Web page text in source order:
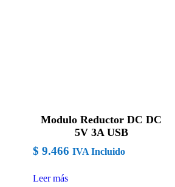
Modulo Reductor DC DC
5V 3A USB
$ 9.466 IVA Incluido
Leer más